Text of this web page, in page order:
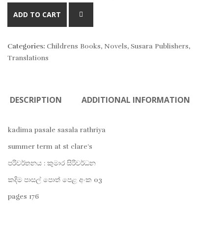
ADD TO CART
Categories: Childrens Books, Novels, Susara Publishers,
Translations
DESCRIPTION ADDITIONAL INFORMATION
kadima pasale sasala rathriya
summer term at st clare’s
පරිවර්තනය : කුමාර සිරිවර්ධන
කදිම පාසල් පොත් පෙළ අංක 03
pages 176